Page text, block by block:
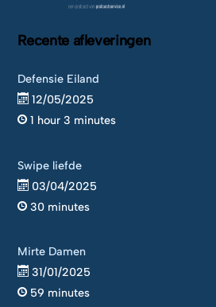
Recente afleveringen
Defensie Eiland
12/05/2025
1 hour 3 minutes
Swipe liefde
03/04/2025
30 minutes
Mirte Damen
31/01/2025
59 minutes